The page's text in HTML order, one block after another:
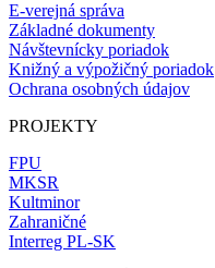
E-verejná správa
Základné dokumenty
Návštevnícky poriadok
Knižný a výpožičný poriadok
Ochrana osobných údajov
PROJEKTY
FPU
MKSR
Kultminor
Zahraničné
Interreg PL-SK